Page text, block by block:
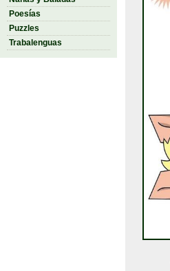
Poesías
Puzzles
Trabalenguas